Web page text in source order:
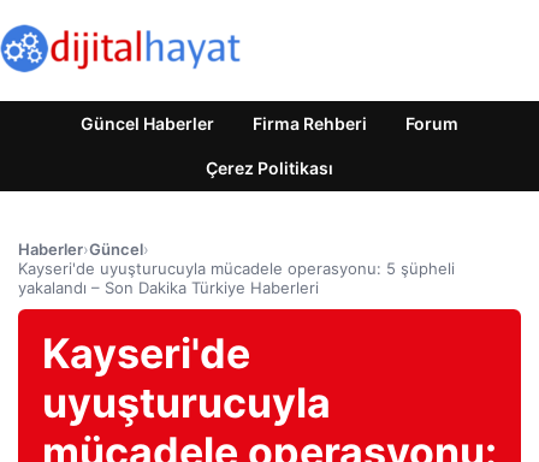
Güncel Haberler Firma Rehberi Forum
Çerez Politikası
Haberler›Güncel›
Kayseri'de uyuşturucuyla mücadele operasyonu: 5 şüpheli
yakalandı – Son Dakika Türkiye Haberleri
Kayseri'de
uyuşturucuyla
mücadele operasyonu: